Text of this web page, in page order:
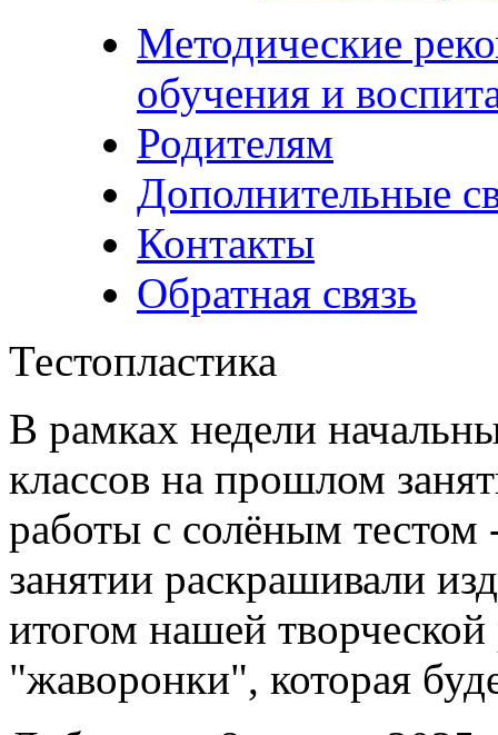
Методические
обучения и
Родителям
Дополнительные
Контакты
Обратная связь
Тестопластика
В рамках недели
классов на прошлом
работы с солёным тестом
занятии раскрашивали
итогом нашей творческой
"жаворонки", которая